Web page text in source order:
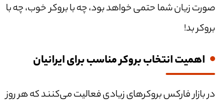
صورت زیان شما حتمی خواهد بود، چه با بروکر خوب، چه با
بروکر بد!
اهمیت انتخاب بروکر مناسب برای ایرانیان
در بازار فارکس بروکر‌های زیادی فعالیت می‌کنند که هر روز